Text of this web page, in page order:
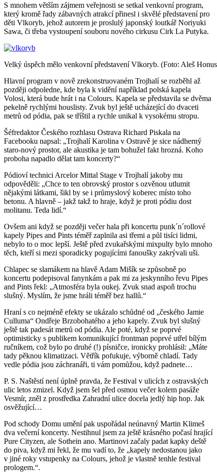
S mnohem větším zájmem veřejnosti se setkal venkovní program,
který kromě řady zábavných atrakcí přinesl i skvělé představení pro
děti Vlkoryb, jehož autorem je proslulý japonský loutkář Noriyuki
Sawa, či třeba vystoupení souboru nového cirkusu Cirk La Putyka.
Velký úspěch mělo venkovní představení Vlkoryb. (Foto: Aleš
Hlavní program v nově zrekonstruovaném Trojhalí se rozběhl až
později odpoledne, kde byla k vidění například polská kapela
Volosi, která bude hrát i na Colours. Kapela se představila se dvěma
pekelně rychlými houslisty. Zvuk byl ještě ucházející do dvaceti
metrů od pódia, pak se tříštil a rychle unikal k vysokému stropu.
Šéfredaktor Českého rozhlasu Ostrava Richard Piskala na
Facebooku napsal: „Trojhalí Karolina v Ostravě je sice nádherný
staro-nový prostor, ale akustika je tam bohužel fakt hrozná. Koho
proboha napadlo dělat tam koncerty?“
Pódioví technici Arcelor Mittal Stage v Trojhalí jakoby mu
odpověděli: „Chce to ten obrovský prostor s ozvěnou utlumit
nějakými látkami, šikl by se i průmyslový koberec místo toho
betonu. A hlavně – jakž takž to hraje, když je proti pódiu dost
molitanu. Teda lidí.“
Ovšem ani když se později večer hala při koncertu punk´n´rollové
kapely Pipes and Pints téměř zaplnila asi třemi a půl tisíci lidmi,
nebylo to o moc lepší. Ještě před zvukařskými mixpulty bylo mnoho
těch, kteří si mezi sporadicky pogujícími fanoušky zakrývali uši.
Chlapec se slamákem na hlavě Adam Mišík se způsobně po
koncertu podepisoval fanynkám a pak mi za jeskynního řevu Pipes
and Pints řekl: „Atmosféra byla oukej. Zvuk snad aspoň trochu
slušný. Myslím, že jsme hráli téměř bez hallů.“
Hraní s co nejméně efekty se ukázalo schůdné od „českého Jamie
Culluma“ Ondřeje Brzobohatého a jeho kapely. Zvuk byl slušný
ještě tak padesát metrů od pódia. Ale poté, když se poprvé
optimisticky s publikem komunikující frontman poprvé utřel bílým
ručníkem, což bylo po druhé (!) písničce, ironicky prohlásil: „Máte
tady pěknou klimatizaci. Větřík pofukuje, výborně chladí. Tady
vedle pódia jsou záchranáři, ti vám pomůžou, když padnete…
P. S. Naštěstí není úplně pravda, že Festival v ulicích z ostravských
ulic letos zmizel. Když jsem šel před osmou večer kolem pasáže
Vesmír, zněl z prostředka Zahradní ulice docela jedlý hip hop. Jak
osvěžující…
Pod schody Domu umění pak uspořádal neúnavný Martin Klimeš
dva večerní koncerty. Nestihnul jsem za ještě krásného počasí hrající
Pure Cityzen, ale Sothein ano. Martinovi začaly padat kapky deště
do piva, když mi řekl, že mu vadí to, že „kapely nedostanou jako
v jiné roky vstupenky na Colours, jehož je vlastně tenhle festival
prologem.“.